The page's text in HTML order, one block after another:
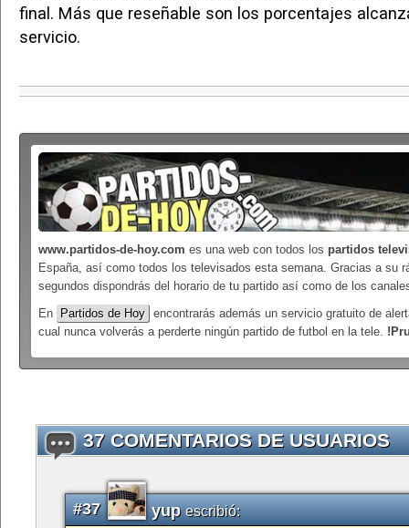
final. Más que reseñable son los porcentajes
servicio.
www.partidos-de-hoy.com es una web con todos los partidos
España, así como todos los televisados esta semana. Gracias a su
segundos dispondrás del horario de tu partido así como de los
En
Partidos de Hoy
encontrarás además un servicio gratuito de
cual nunca volverás a perderte ningún partido de futbol en la tele.
37 COMENTARIOS DE USUARIOS
#37 yupescribió: